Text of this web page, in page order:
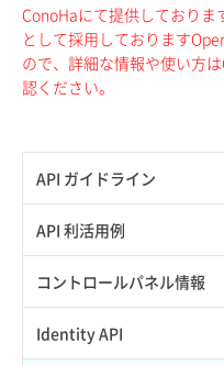
API ガイドライン
APIのご利用について
API 利活用例
APIでAPIサブユーザーを作成す
APIでVPSにISOイメージを挿入
コントロールパネル情報
APIユーザーを作成する
Identity API
ConoHaにて提供しておりま
として採用しております
ので、詳細な情報や使い方
認ください。